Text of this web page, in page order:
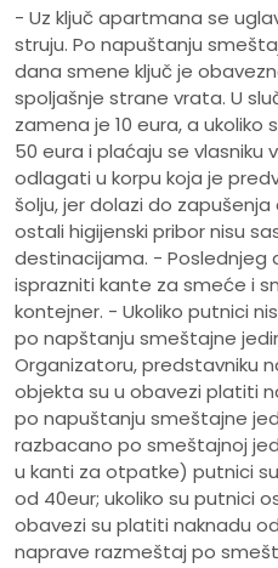
- Uz ključ apartmana se
struju. Po napuštanju
dana smene ključ je
spoljašnje strane vrata. U
zamena je 10 eura, a
50 eura i plaćaju se
odlagati u korpu koja je
šolju, jer dolazi do
ostali higijenski pribor nisu
destinacijama. - Poslednjeg
isprazniti kante za smeće i
kontejner. - Ukoliko putnici
po napštanju smeštajne
Organizatoru, predstavniku
objekta su u obavezi platiti
po napuštanju smeštajne
razbacano po smeštajnoj
u kanti za otpatke) putnici
od 40eur; ukoliko su putnici
obavezi su platiti naknadu
naprave razmeštaj po